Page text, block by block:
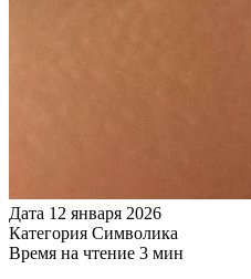
Дата 12 января 2026
Категория Символика
Время на чтение 3 мин